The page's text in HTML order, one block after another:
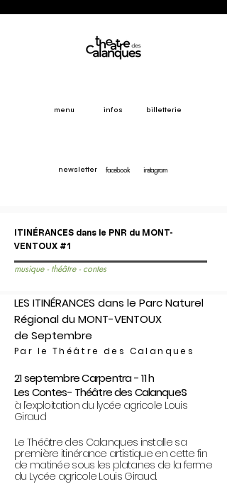
menu infos billetterie
newsletter facebook instagram
ITINÉRANCES dans le PNR du MONT-
VENTOUX #1
musique - théâtre - contes
LES ITINÉRANCES dans le Parc Naturel
Régional du MONT-VENTOUX
de Septembre
Par le Théâtre des Calanques
21 septembre Carpentra - 11 h
Les Contes- Théâtre des Calanques
à l’exploitation du lycée agricole Louis
Giraud
Le Théâtre des Calanques installe sa
première itinérance artistique en cette fin
de matinée sous les platanes de la ferme
du Lycée agricole Louis Giraud.